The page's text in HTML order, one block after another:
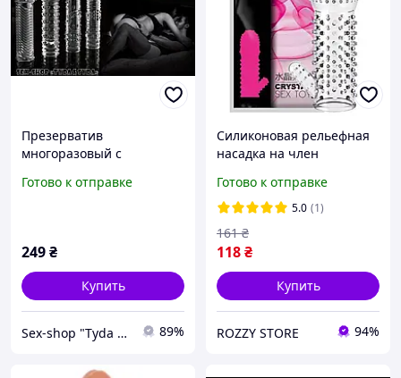
Презерватив
многоразовый с
нечто большее, чем
Готово к отправке
249₴
Купить
Sex-shop "Tyda & Syda" 89%
Силиконовая рельефная
насадка на член
презерватив насадки на
пенис с усиками и
шипами прозрачный
Готово к отправке
5.0 (1)
118₴
161 ₴
Купить
ROZZY STORE 94%